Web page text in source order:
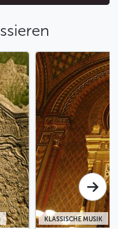
KLASSISCHE MUSIK